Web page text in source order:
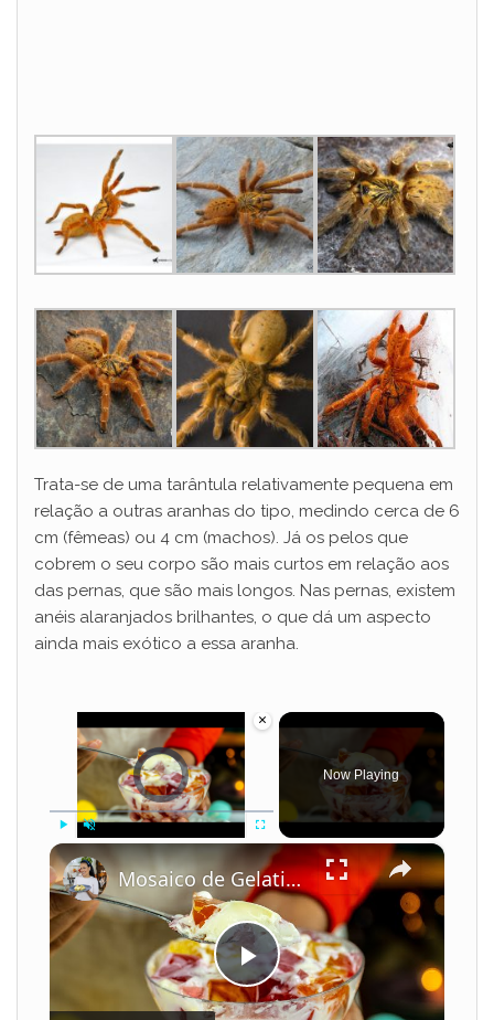
Trata-se de uma tarântula relativamente pequena em
relação a outras aranhas do tipo, medindo cerca de 6
cm (fêmeas) ou 4 cm (machos). Já os pelos que
cobrem o seu corpo são mais curtos em relação aos
das pernas, que são mais longos. Nas pernas, existem
anéis alaranjados brilhantes, o que dá um aspecto
ainda mais exótico a essa aranha.
×
Video Player is loading.
Fullscreen
Now Playing
×
P
Mosaico de Gelatina: Receita Fácil, Cremosa e Colorida